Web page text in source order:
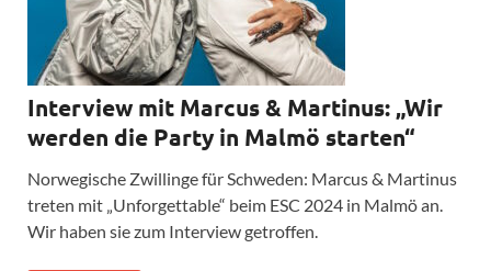
Interview mit Marcus & Martinus: „Wir
werden die Party in Malmö starten“
Norwegische Zwillinge für Schweden: Marcus & Martinus
treten mit „Unforgettable“ beim ESC 2024 in Malmö an.
Wir haben sie zum Interview getroffen.